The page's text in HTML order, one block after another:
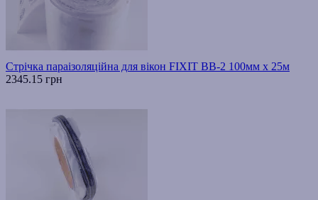
Стрічка параізоляційна для вікон FIXIT ВВ-2 100мм х 25м
2345.15 грн